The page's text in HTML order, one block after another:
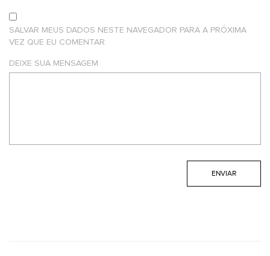
SALVAR MEUS DADOS NESTE NAVEGADOR PARA A PRÓXIMA
VEZ QUE EU COMENTAR.
DEIXE SUA MENSAGEM